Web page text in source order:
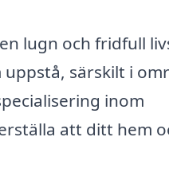
lugn och fridfull
särskilt i
inom
att ditt hem